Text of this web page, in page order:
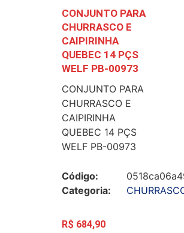
CONJUNTO PARA
CHURRASCO E
CAIPIRINHA
QUEBEC 14 PÇS
WELF PB-00973
CONJUNTO PARA
CHURRASCO E
CAIPIRINHA
QUEBEC 14 PÇS
WELF PB-00973
Código:
Categoria:
R$ 684,90